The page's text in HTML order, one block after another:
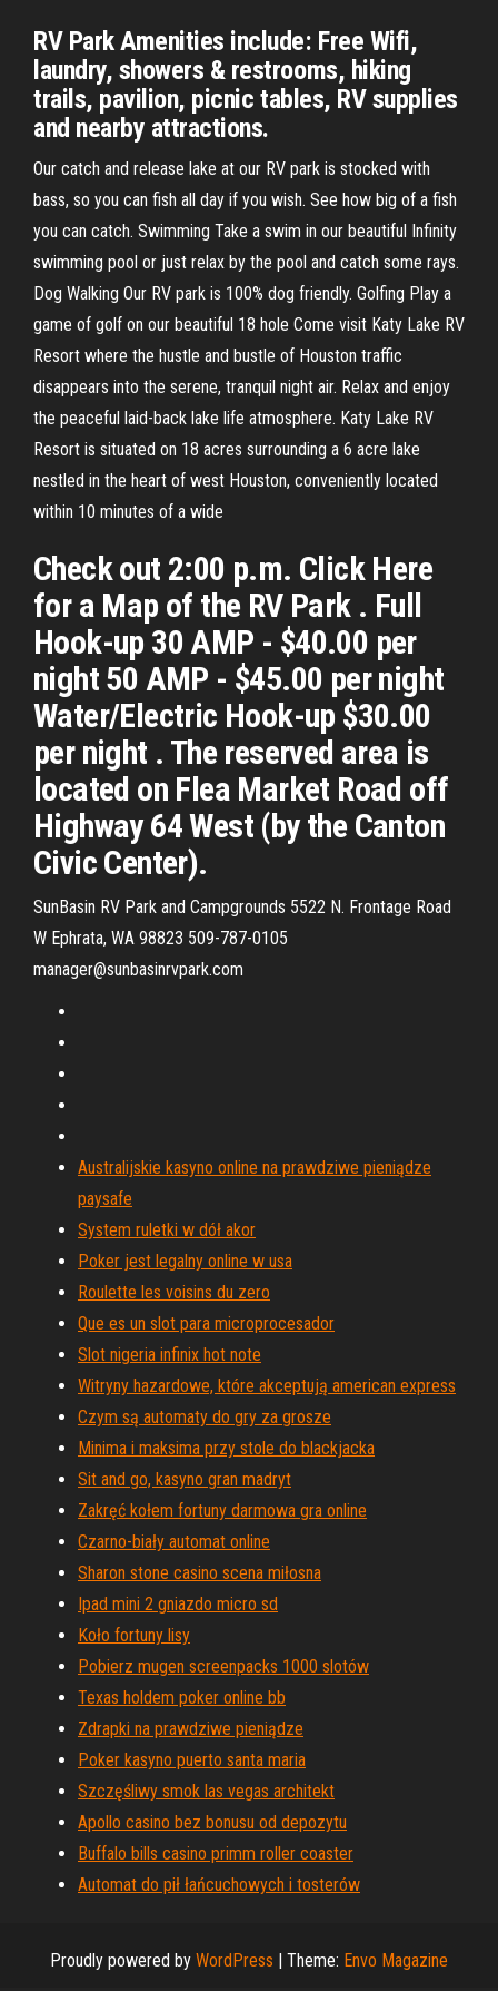
RV Park Amenities include: Free Wifi,
laundry, showers & restrooms, hiking
trails, pavilion, picnic tables, RV supplies
and nearby attractions.
Our catch and release lake at our RV park is stocked with
bass, so you can fish all day if you wish. See how big of a fish
you can catch. Swimming Take a swim in our beautiful Infinity
swimming pool or just relax by the pool and catch some rays.
Dog Walking Our RV park is 100% dog friendly. Golfing Play a
game of golf on our beautiful 18 hole Come visit Katy Lake RV
Resort where the hustle and bustle of Houston traffic
disappears into the serene, tranquil night air. Relax and enjoy
the peaceful laid-back lake life atmosphere. Katy Lake RV
Resort is situated on 18 acres surrounding a 6 acre lake
nestled in the heart of west Houston, conveniently located
within 10 minutes of a wide
Check out 2:00 p.m. Click Here
for a Map of the RV Park . Full
Hook-up 30 AMP - $40.00 per
night 50 AMP - $45.00 per night
Water/Electric Hook-up $30.00
per night . The reserved area is
located on Flea Market Road off
Highway 64 West (by the Canton
Civic Center).
SunBasin RV Park and Campgrounds 5522 N. Frontage Road
W Ephrata, WA 98823 509-787-0105
manager@sunbasinrvpark.com
Australijskie kasyno online na prawdziwe pieniądze
paysafe
System ruletki w dół akor
Poker jest legalny online w usa
Roulette les voisins du zero
Que es un slot para microprocesador
Slot nigeria infinix hot note
Witryny hazardowe, które akceptują american express
Czym są automaty do gry za grosze
Minima i maksima przy stole do blackjacka
Sit and go, kasyno gran madryt
Zakręć kołem fortuny darmowa gra online
Czarno-biały automat online
Sharon stone casino scena miłosna
Ipad mini 2 gniazdo micro sd
Koło fortuny lisy
Pobierz mugen screenpacks 1000 slotów
Texas holdem poker online bb
Zdrapki na prawdziwe pieniądze
Poker kasyno puerto santa maria
Szczęśliwy smok las vegas architekt
Apollo casino bez bonusu od depozytu
Buffalo bills casino primm roller coaster
Automat do pił łańcuchowych i tosterów
Proudly powered by WordPress | Theme: Envo Magazine